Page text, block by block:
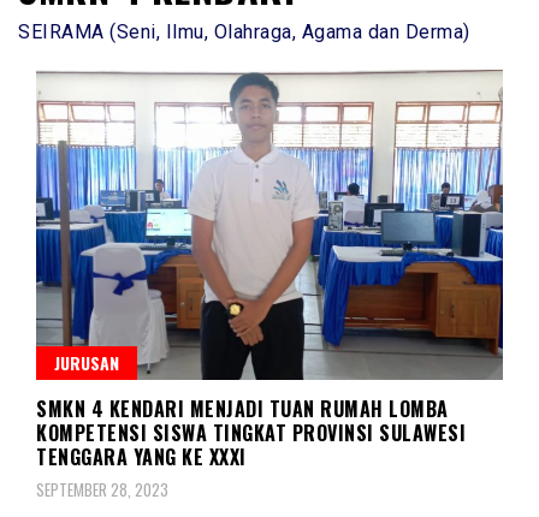
SEIRAMA (Seni, Ilmu, Olahraga, Agama dan Derma)
JURUSAN
SMKN 4 KENDARI MENJADI TUAN RUMAH LOMBA
KOMPETENSI SISWA TINGKAT PROVINSI SULAWESI
TENGGARA YANG KE XXXI
SEPTEMBER 28, 2023